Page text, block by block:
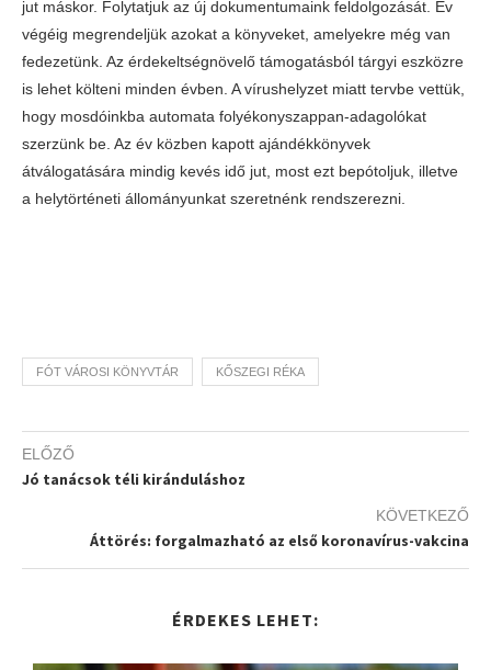
jut máskor. Folytatjuk az új dokumentumaink feldolgozását. Év
végéig megrendeljük azokat a könyveket, amelyekre még van
fedezetünk. Az érdekeltségnövelő támogatásból tárgyi eszközre
is lehet költeni minden évben. A vírushelyzet miatt tervbe vettük,
hogy mosdóinkba automata folyékonyszappan-adagolókat
szerzünk be. Az év közben kapott ajándékkönyvek
átválogatására mindig kevés idő jut, most ezt bepótoljuk, illetve
a helytörténeti állományunkat szeretnénk rendszerezni.
FÓT VÁROSI KÖNYVTÁR KŐSZEGI RÉKA
ELŐZŐ
Jó tanácsok téli kiránduláshoz
KÖVETKEZŐ
Áttörés: forgalmazható az első koronavírus-vakcina
ÉRDEKES LEHET: